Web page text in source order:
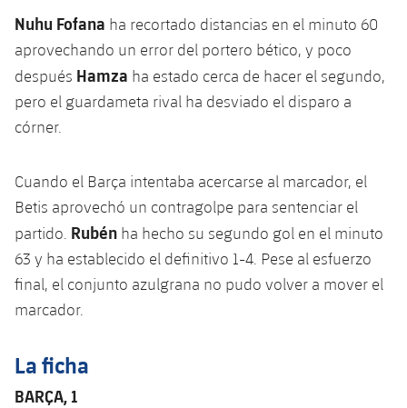
Clasificaciones
Jugadores
Palmarés
Jugadores
Clasificaciones
Junior
Juvenil
Alevín
PLUSICON
MÁS
Información general
plusicon
más
Noticias
Atletismo
plusicon
más
Masculino
Femenino
Agenda
Actualidad
Jugadores
Calendario
Clasificaciones
Hockey sobre hielo
plusicon
más
Actualidad
Jugadores
plusicon
más
Noticias
Hockey Hierba Femenino
Patinaje artístico
plusicon
más
Plantilla
Rugby
plusicon
más
Nuhu Fofana ha recortado distancias en el minuto 60
aprovechando un error del portero bético, y poco
después Hamza ha estado cerca de hacer el segundo,
pero el guardameta rival ha desviado el disparo a
córner.
Cuando el Barça intentaba acercarse al marcador, el
Betis aprovechó un contragolpe para sentenciar el
partido. Rubén ha hecho su segundo gol en el minuto
63 y ha establecido el definitivo 1-4. Pese al esfuerzo
final, el conjunto azulgrana no pudo volver a mover el
marcador.
La ficha
BARÇA, 1